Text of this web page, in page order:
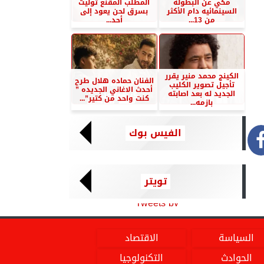
السينمائيه دام الأكثر
من 13...
بسرق لحن يعود إلى
أحد...
الكينج محمد منير يقرر
تأجيل تصوير الكليب
الجديد له بعد اصابته
بازمه...
الفنان حماده هلال طرح
أحدث الاغاني الجديده ”
كنت واحد من كتير”...
الفيس بوك
تويتر
Tweets by
السياسة
الاقتصاد
الحوادث
التكنولوجيا